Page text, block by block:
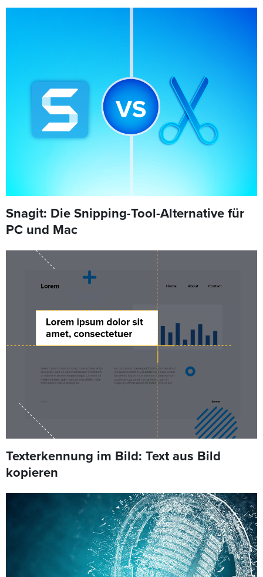
Snagit: Die Snipping-Tool-Alternative für
PC und Mac
Texterkennung im Bild: Text aus Bild
kopieren